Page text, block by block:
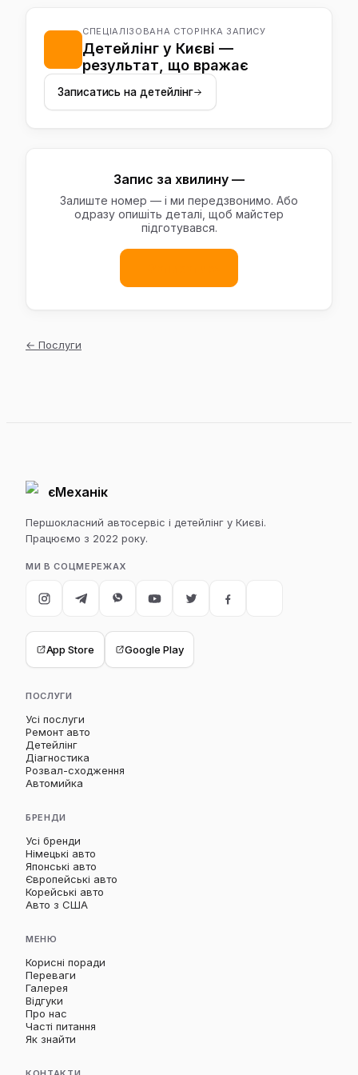
строки називаємо після огляду авто на вул.
Тираспільській, 12 у Києві.
СПЕЦІАЛІЗОВАНА СТОРІНКА ЗАПИСУ
Детейлінг у Києві —
результат, що вражає
Записатись на детейлінг
Запис за хвилину —
Залиште номер — і ми передзвонимо. Або
одразу опишіть деталі, щоб майстер
підготувався.
← Послуги
єМеханік
Першокласний автосервіс і детейлінг у Києві.
Працюємо з 2022 року.
МИ В СОЦМЕРЕЖАХ
App Store Google Play
ПОСЛУГИ
Усі послуги
Ремонт авто
Детейлінг
Діагностика
Розвал-сходження
Автомийка
БРЕНДИ
Усі бренди
Німецькі авто
Японські авто
Європейські авто
Корейські авто
Авто з США
МЕНЮ
Корисні поради
Переваги
Галерея
Відгуки
Про нас
Часті питання
Як знайти